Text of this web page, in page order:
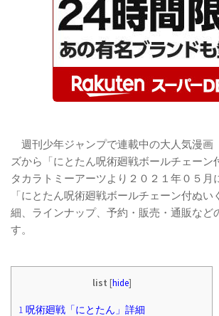
週刊少年ジャンプで連載中の大人気漫画
ズから「にとたん呪術廻戦ボールチェーン
タカラトミーアーツより２０２１年０５月
「にとたん呪術廻戦ボールチェーン付ぬ
細、ラインナップ、予約・販売・通販など
す。
list [hide]
1 呪術廻戦「にとたん」詳細